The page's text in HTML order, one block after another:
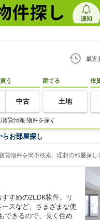
最近
う
中古
建てる
土地
投
貸情報 物件を探す
お部屋探し
物件を簡単検索。理想の部屋探し
すめの2LDK物件。リ
スなど、さまざまな使
できるので、長く住め